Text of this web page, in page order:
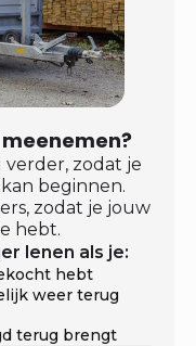
verder, zodat je
beginnen.
zodat je jouw
hebt.
lenen als je:
hebt
weer terug
terug brengt